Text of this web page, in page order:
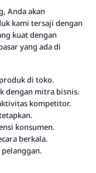
Anda akan
kami tersaji dengan
kuat dengan
yang ada di
di toko.
dengan mitra bisnis.
kompetitor.
konsumen.
berkala.